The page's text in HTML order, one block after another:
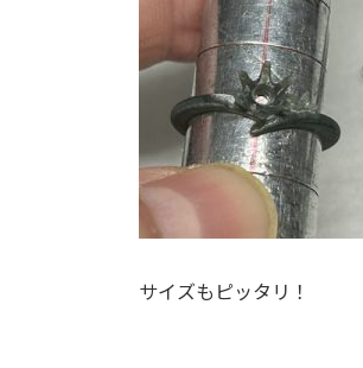
サイズもピッタリ！